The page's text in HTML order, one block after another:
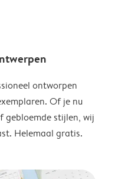
ontworpen
Of je nu
gebloemde stijlen, wij
Helemaal gratis.